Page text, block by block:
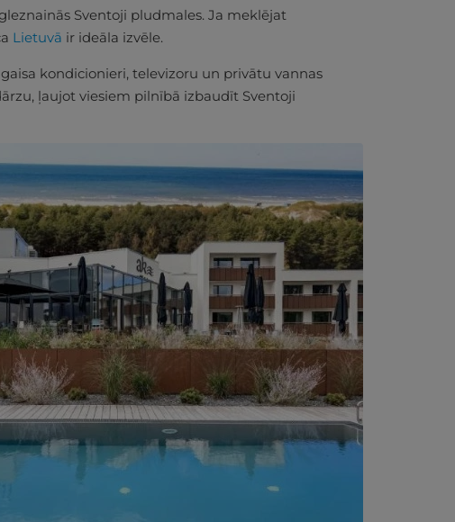
Sventoji pludmales. Ja meklējat
Lietuvā ir ideāla izvēle.
kondicionieri, televizoru un privātu vannas
ļaujot viesiem pilnībā izbaudīt Sventoji